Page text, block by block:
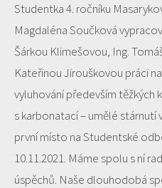
Studentka 4. ročníku
Magdaléna Součková
Šárkou Klimešovou, Ing.
Kateřinou Jirouškovou práci
vyluhování především
s karbonatací – umělé stárnutí
první místo na Studentské
10.11.2021. Máme spolu s ní
úspěchů. Naše dlouhodobá